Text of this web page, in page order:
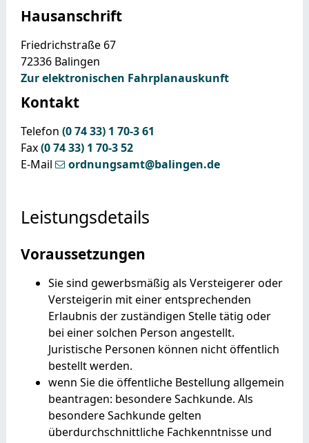
Hausanschrift
Friedrichstraße 67
72336 Balingen
Zur elektronischen Fahrplanauskunft
Kontakt
Telefon (07433) 1 70-361
Fax(07433) 1 70-352
E-Mail
ordnungsamt@balingen.de
Leistungsdetails
Voraussetzungen
Sie sind gewerbsmäßig als Versteigerer oder
Versteigerin mit einer entsprechenden
Erlaubnis der zuständigen Stelle tätig oder
bei einer solchen Person angestellt.
Juristische Personen können nicht öffentlich
bestellt werden.
wenn Sie die öffentliche Bestellung allgemein
beantragen: besondere Sachkunde. Als
besondere Sachkunde gelten
überdurchschnittliche Fachkenntnisse und